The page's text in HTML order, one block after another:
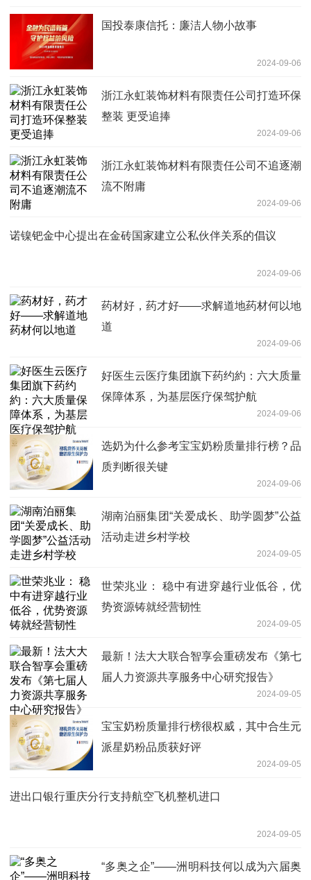
国投泰康信托：廉洁人物小故事
2024-09-06
浙江永虹装饰材料有限责任公司打造环保
整装 更受追捧
2024-09-06
浙江永虹装饰材料有限责任公司不追逐潮
流不附庸
2024-09-06
诺镍钯金中心提出在金砖国家建立公私伙伴关系的倡议
2024-09-06
药材好，药才好——求解道地药材何以地
道
2024-09-06
好医生云医疗集团旗下药约約：六大质量
保障体系，为基层医疗保驾护航
2024-09-06
选奶为什么参考宝宝奶粉质量排行榜？品
质判断很关键
2024-09-06
湖南泊丽集团“关爱成长、助学圆梦”公益
活动走进乡村学校
2024-09-05
世荣兆业： 稳中有进穿越行业低谷，优
势资源铸就经营韧性
2024-09-05
最新！法大大联合智享会重磅发布《第七
届人力资源共享服务中心研究报告》
2024-09-05
宝宝奶粉质量排行榜很权威，其中合生元
派星奶粉品质获好评
2024-09-05
进出口银行重庆分行支持航空飞机整机进口
2024-09-05
“多奥之企”——洲明科技何以成为六届奥